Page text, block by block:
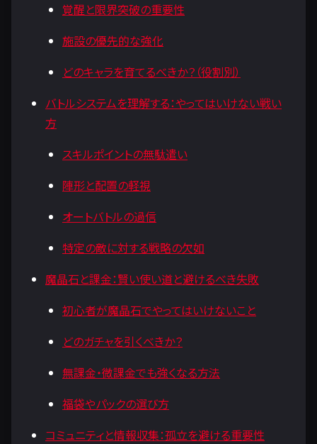
覚醒と限界突破の重要性
施設の優先的な強化
どのキャラを育てるべきか？（役割別）
バトルシステムを理解する：やってはいけない戦い
方
スキルポイントの無駄遣い
陣形と配置の軽視
オートバトルの過信
特定の敵に対する戦略の欠如
魔晶石と課金：賢い使い道と避けるべき失敗
初心者が魔晶石でやってはいけないこと
どのガチャを引くべきか？
無課金・微課金でも強くなる方法
福袋やパックの選び方
コミュニティと情報収集：孤立を避ける重要性